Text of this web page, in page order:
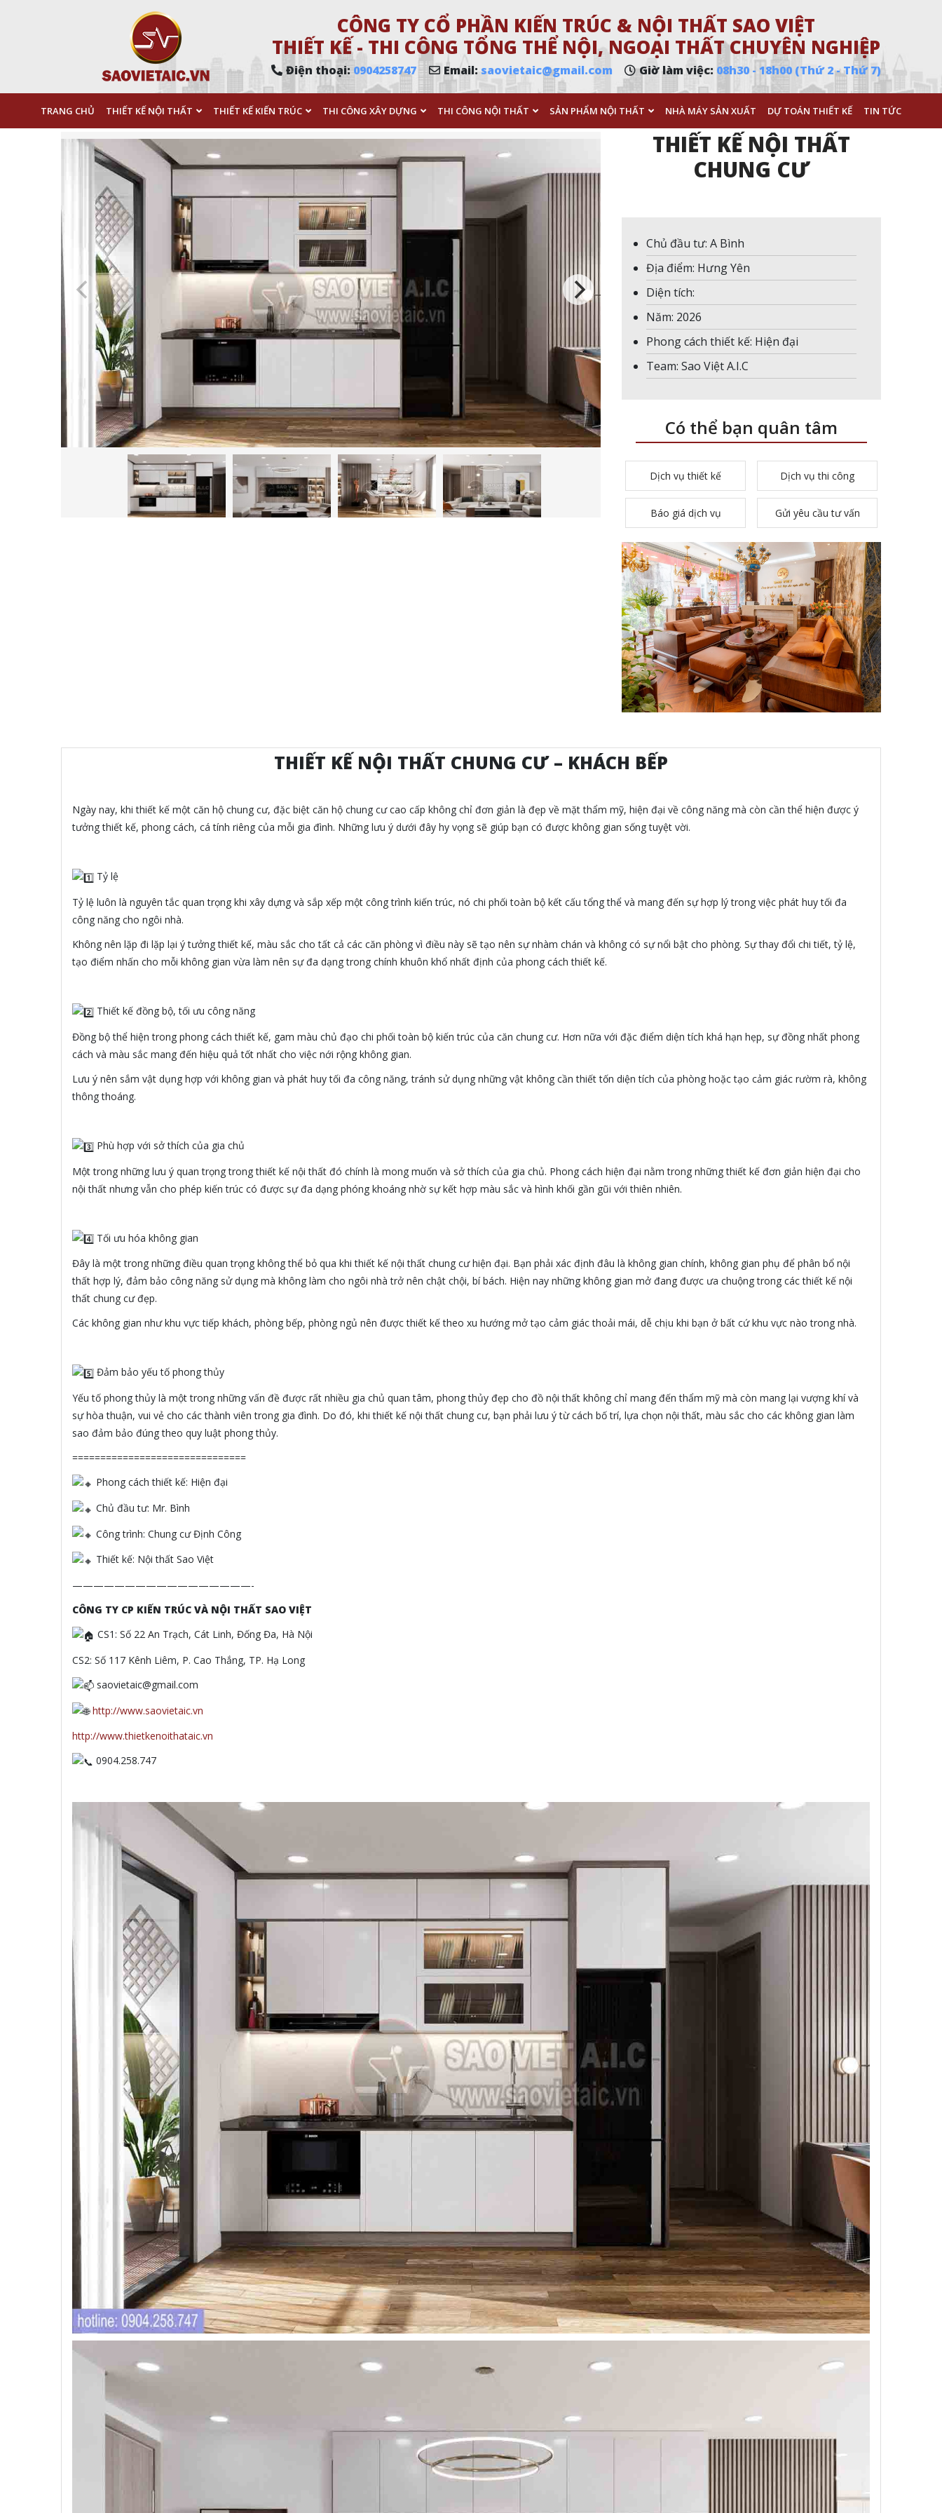
CÔNG TY CỔ PHẦN KIẾN TRÚC & NỘI THẤT SAO VIỆT
THIẾT KẾ - THI CÔNG TỔNG THỂ NỘI, NGOẠI THẤT CHUYÊN NGHIỆP
Điện thoại:0904258747 Email: saovietaic@gmail.com Giờ làm việc: 08h30 - 18h00 (Thứ 2 - Thứ 7)
TRANG CHỦ THIẾT KẾ NỘI THẤT THIẾT KẾ KIẾN TRÚC THI CÔNG XÂY DỰNG THI CÔNG NỘI THẤT SẢN PHẨM NỘI THẤT NHÀ MÁY SẢN XUẤT DỰ TOÁN THIẾT KẾ TIN TỨC
THIẾT KẾ NỘI THẤT
CHUNG CƯ
Chủ đầu tư: A Bình
Địa điểm: Hưng Yên
Diện tích:
Năm: 2026
Phong cách thiết kế: Hiện đại
Team: Sao Việt A.I.C
Có thể bạn quân tâm
Dịch vụ thiết kế Dịch vụ thi công
Báo giá dịch vụ Gửi yêu cầu tư vấn
THIẾT KẾ NỘI THẤT CHUNG CƯ – KHÁCH BẾP
Ngày nay, khi thiết kế một căn hộ chung cư, đặc biệt căn hộ chung cư cao cấp không chỉ đơn giản là đẹp về mặt thẩm mỹ, hiện đại về công năng mà còn cần thể hiện được ý
tưởng thiết kế, phong cách, cá tính riêng của mỗi gia đình. Những lưu ý dưới đây hy vọng sẽ giúp bạn có được không gian sống tuyệt vời.
️ ️Tỷ lệ
Tỷ lệ luôn là nguyên tắc quan trọng khi xây dựng và sắp xếp một công trình kiến trúc, nó chi phối toàn bộ kết cấu tổng thể và mang đến sự hợp lý trong việc phát huy tối đa
công năng cho ngôi nhà.
Không nên lặp đi lặp lại ý tưởng thiết kế, màu sắc cho tất cả các căn phòng vì điều này sẽ tạo nên sự nhàm chán và không có sự nổi bật cho phòng. Sự thay đổi chi tiết, tỷ lệ,
tạo điểm nhấn cho mỗi không gian vừa làm nên sự đa dạng trong chính khuôn khổ nhất định của phong cách thiết kế.
️Thiết kế đồng bộ, tối ưu công năng
Đồng bộ thể hiện trong phong cách thiết kế, gam màu chủ đạo chi phối toàn bộ kiến trúc của căn chung cư. Hơn nữa với đặc điểm diện tích khá hạn hẹp, sự đồng nhất phong
cách và màu sắc mang đến hiệu quả tốt nhất cho việc nới rộng không gian.
Lưu ý nên sắm vật dụng hợp với không gian và phát huy tối đa công năng, tránh sử dụng những vật không cần thiết tốn diện tích của phòng hoặc tạo cảm giác rườm rà, không
thông thoáng.
️Phù hợp với sở thích của gia chủ
Một trong những lưu ý quan trọng trong thiết kế nội thất đó chính là mong muốn và sở thích của gia chủ. Phong cách hiện đại nằm trong những thiết kế đơn giản hiện đại cho
nội thất nhưng vẫn cho phép kiến trúc có được sự đa dạng phóng khoáng nhờ sự kết hợp màu sắc và hình khối gần gũi với thiên nhiên.
️Tối ưu hóa không gian
Đây là một trong những điều quan trọng không thể bỏ qua khi thiết kế nội thất chung cư hiện đại. Bạn phải xác định đâu là không gian chính, không gian phụ để phân bổ nội
thất hợp lý, đảm bảo công năng sử dụng mà không làm cho ngôi nhà trở nên chật chội, bí bách. Hiện nay những không gian mở đang được ưa chuộng trong các thiết kế nội
thất chung cư đẹp.
Các không gian như khu vực tiếp khách, phòng bếp, phòng ngủ nên được thiết kế theo xu hướng mở tạo cảm giác thoải mái, dễ chịu khi bạn ở bất cứ khu vực nào trong nhà.
️Đảm bảo yếu tố phong thủy
Yếu tố phong thủy là một trong những vấn đề được rất nhiều gia chủ quan tâm, phong thủy đẹp cho đồ nội thất không chỉ mang đến thẩm mỹ mà còn mang lại vượng khí và
sự hòa thuận, vui vẻ cho các thành viên trong gia đình. Do đó, khi thiết kế nội thất chung cư, bạn phải lưu ý từ cách bố trí, lựa chọn nội thất, màu sắc cho các không gian làm
sao đảm bảo đúng theo quy luật phong thủy.
===============================
Phong cách thiết kế: Hiện đại
Chủ đầu tư: Mr. Bình
Công trình: Chung cư Định Công
Thiết kế: Nội thất Sao Việt
—————————————————-
CÔNG TY CP KIẾN TRÚC VÀ NỘI THẤT SAO VIỆT
CS1: Số 22 An Trạch, Cát Linh, Đống Đa, Hà Nội
CS2: Số 117 Kênh Liêm, P. Cao Thắng, TP. Hạ Long
saovietaic@gmail.com
http://www.saovietaic.vn
http://www.thietkenoithataic.vn
0904.258.747